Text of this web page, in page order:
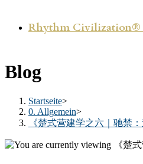
Rhythm Civilization®
Blog
Startseite>
0. Allgemein>
《楚式营建学之六｜驰禁